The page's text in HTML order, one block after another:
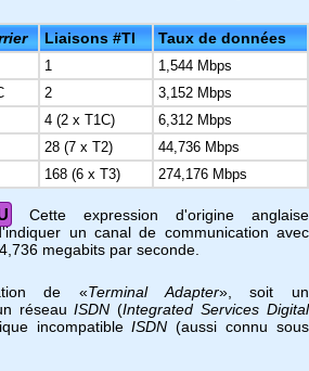
Liaisons #TI Taux de données
1
1,544 Mbps
2
3,152 Mbps
4 (2 x T1C)
6,312 Mbps
28 (7 x T2)
44,736 Mbps
168 (6 x T3) 274,176 Mbps
Cette expression d'origine anglaise
un canal de communication avec
megabits par seconde.
de «Terminal Adapter», soit un
réseauISDN (Integrated Services Digital
incompatibleISDN (aussi connu sous